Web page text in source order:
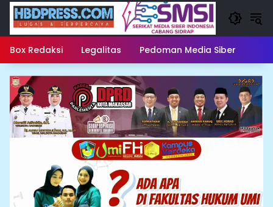
Langsung
konten
Box Redaksi Legalitas Pedoman Media Siber